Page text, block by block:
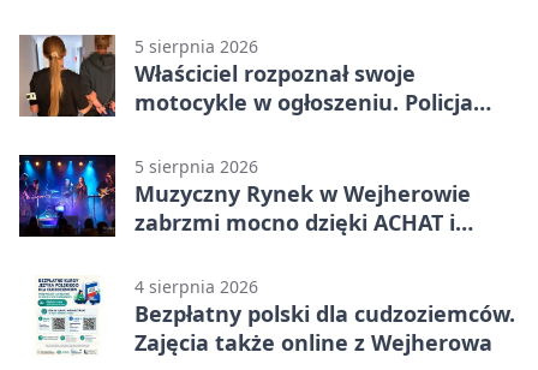
5 sierpnia 2026
Właściciel rozpoznał swoje
motocykle w ogłoszeniu. Policja
5 sierpnia 2026
Muzyczny Rynek w Wejherowie
zabrzmi mocno dzięki ACHAT i
4 sierpnia 2026
Bezpłatny polski dla cudzoziemców.
Zajęcia także online z Wejherowa